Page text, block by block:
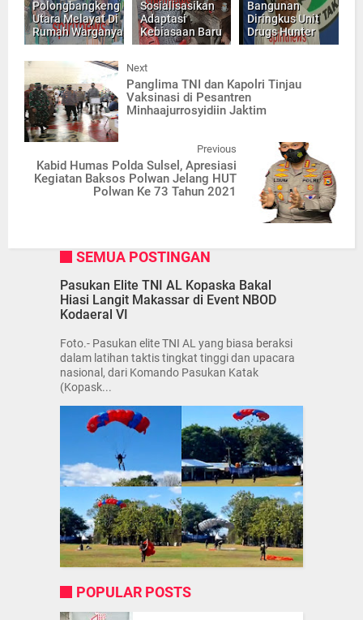
Polongbangkeng
Utara Melayat Di
Rumah Warganya
Sosialisasikan
Adaptasi
Kebiasaan Baru
Bangunan
Diringkus Unit
Drugs Hunter
Next
Panglima TNI dan Kapolri Tinjau
Vaksinasi di Pesantren
Minhaajurrosyidiin Jaktim
Previous
Kabid Humas Polda Sulsel, Apresiasi
Kegiatan Baksos Polwan Jelang HUT
Polwan Ke 73 Tahun 2021
SEMUA POSTINGAN
Pasukan Elite TNI AL Kopaska Bakal
Hiasi Langit Makassar di Event NBOD
Kodaeral VI
Foto.- Pasukan elite TNI AL yang biasa beraksi
dalam latihan taktis tingkat tinggi dan upacara
nasional, dari Komando Pasukan Katak
(Kopask...
POPULAR POSTS